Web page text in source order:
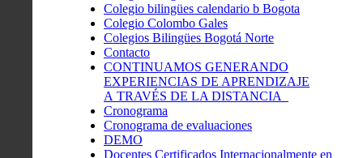
Colegio bilingües calendario b Bogota
Colegio Colombo Gales
Colegios Bilingües Bogotá Norte
Contacto
CONTINUAMOS GENERANDO
EXPERIENCIAS DE APRENDIZAJE
A TRAVÉS DE LA DISTANCIA
Cronograma
Cronograma de evaluaciones
DEMO
Docentes Certificados Internacionalmente en